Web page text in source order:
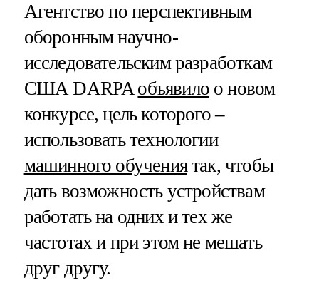
Агентство по перспективным
оборонным научно-
исследовательским разработкам
США DARPAобъявилоо новом
конкурсе, цель которого –
использовать технологии
машинного обучениятак, чтобы
дать возможность устройствам
работать на одних и тех же
частотах и при этом не мешать
друг другу.